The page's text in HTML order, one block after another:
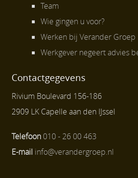
Team
Wie gingen u voor?
Werken bij Verander Groep
Werkgever negeert advies
Contactgegevens
Rivium Boulevard 156-186
2909 LK Capelle aan den IJssel
Telefoon 010 - 26 00 463
E-mail info@verandergroep.nl